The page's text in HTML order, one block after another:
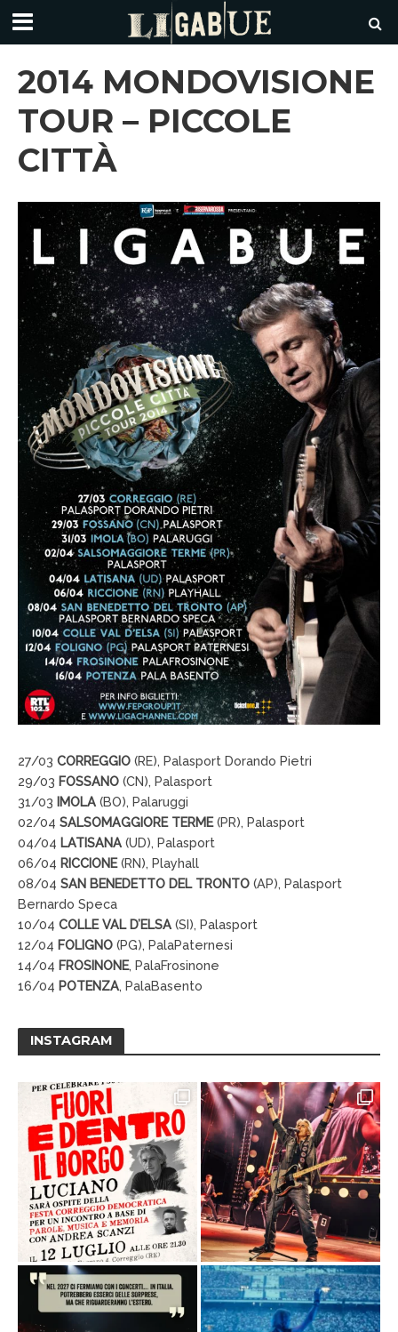
2014 MONDOVISIONE
TOUR – PICCOLE
CITTÀ
27/03 CORREGGIO (RE), Palasport Dorando Pietri
29/03 FOSSANO (CN), Palasport
31/03
IMOLA (BO), Palaruggi
02/04 SALSOMAGGIORE TERME(PR), Palasport
04/04 LATISANA (UD), Palasport
06/04 RICCIONE(RN), Playhall
08/04 SAN BENEDETTO DEL TRONTO (AP), Palasport
Bernardo Speca
10/04 COLLE VAL D’ELSA (SI), Palasport
12/04 FOLIGNO (PG), PalaPaternesi
14/04 FROSINONE, PalaFrosinone
16/04 POTENZA, PalaBasento
INSTAGRAM